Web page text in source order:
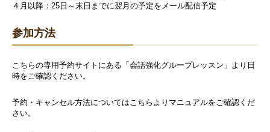
４月以降：25日～末日までに翌月の予定をメール配信予定
参加方法
こちらの専用予約サイト にある「会話強化グループレッスン」 より日
時をご確認ください。
予約・キャンセル方法については こちら よりマニュアルをご確認くだ
さい。